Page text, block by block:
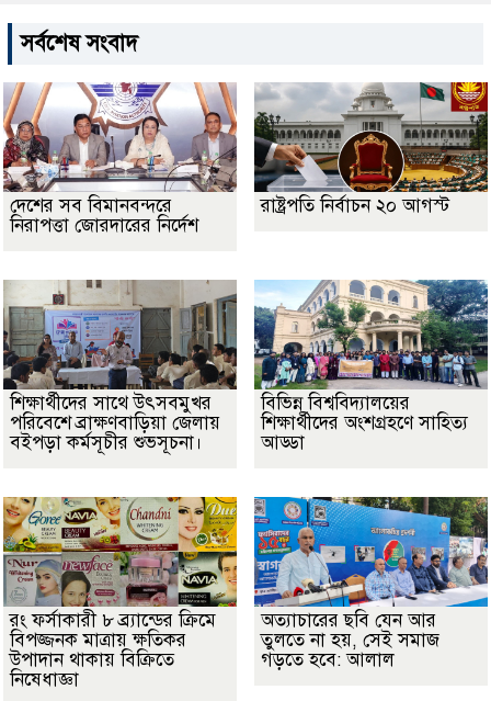
সর্বশেষ সংবাদ
দেশের সব বিমানবন্দরে
নিরাপত্তা জোরদারের নির্দেশ
রাষ্ট্রপতি নির্বাচন ২০ আগস্ট
শিক্ষার্থীদের সাথে উৎসবমুখর
পরিবেশে ব্রাক্ষণবাড়িয়া জেলায়
বইপড়া কর্মসূচীর শুভসূচনা।
বিভিন্ন বিশ্ববিদ্যালয়ের
শিক্ষার্থীদের অংশগ্রহণে সাহিত্য
আড্ডা
রং ফর্সাকারী ৮ ব্র্যান্ডের ক্রিমে
বিপজ্জনক মাত্রায় ক্ষতিকর
উপাদান থাকায় বিক্রিতে
নিষেধাজ্ঞা
অত্যাচারের ছবি যেন আর
তুলতে না হয়, সেই সমাজ
গড়তে হবে: আলাল